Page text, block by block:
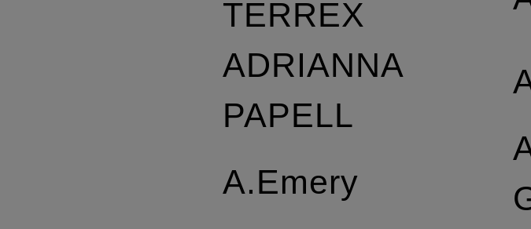
TERREX
ADRIANNA
PAPELL
A.Emery